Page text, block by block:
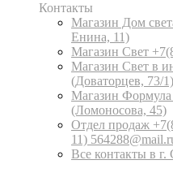
Контакты
Магазин Дом
Енина, 11)
Магазин Свет
Магазин Свет в
(Доваторцев, 73/1)
Магазин Формула
(Ломоносова, 45)
Отдел продаж
11)
Все контакты в г.